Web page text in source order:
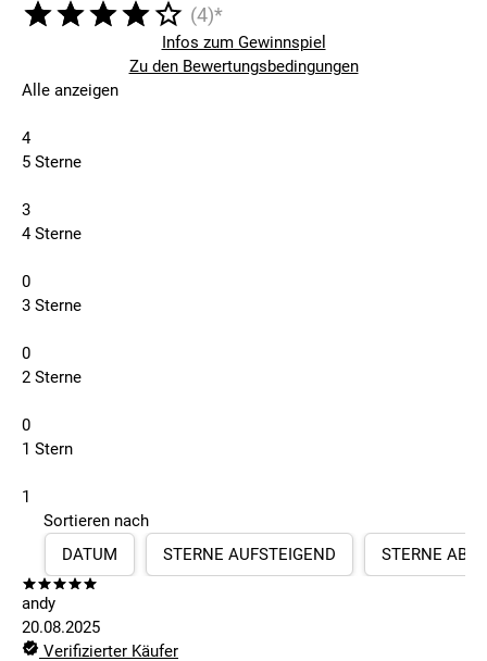
(4)*
Infos zum Gewinnspiel
Zu den Bewertungsbedingungen
Alle anzeigen
4
5 Sterne
3
4 Sterne
0
3 Sterne
0
2 Sterne
0
1 Stern
1
Sortieren nach
DATUM
STERNE AUFSTEIGEND STERNE
andy
20.08.2025
Verifizierter Käufer